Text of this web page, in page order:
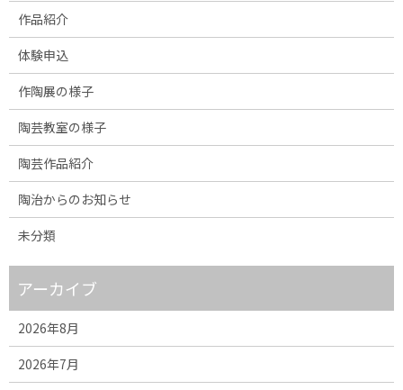
作品紹介
体験申込
作陶展の様子
陶芸教室の様子
陶芸作品紹介
陶治からのお知らせ
未分類
アーカイブ
2026年8月
2026年7月